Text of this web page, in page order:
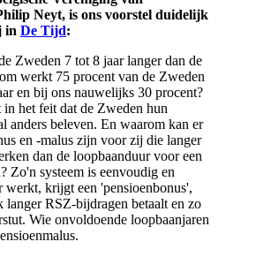
Neyt, is ons voorstel duidelijk
in De Tijd:
Zweden 7 tot 8 jaar langer dan de
werkt 75 procent van de Zweden
en bij ons nauwelijks 30 procent?
het feit dat de Zweden hun
anders beleven. En waarom kan er
en -malus zijn voor zij die langer
dan de loopbaanduur voor een
Zo'n systeem is eenvoudig en
werkt, krijgt een 'pensioenbonus',
langer RSZ-bijdragen betaalt en zo
Wie onvoldoende loopbaanjaren